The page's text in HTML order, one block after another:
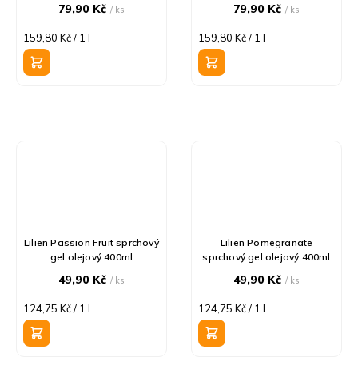
79,90 Kč/ ks
Měrná
cena:
159,80 Kč / 1 l
79,90 Kč/ ks
Měrná
cena:
159,80 Kč / 1 l
Lilien Passion Fruit sprchový
gel olejový 400ml
49,90 Kč/ ks
Měrná
cena:
124,75 Kč / 1 l
Lilien Pomegranate
sprchový gel olejový 400ml
49,90 Kč/ ks
Měrná
cena:
124,75 Kč / 1 l